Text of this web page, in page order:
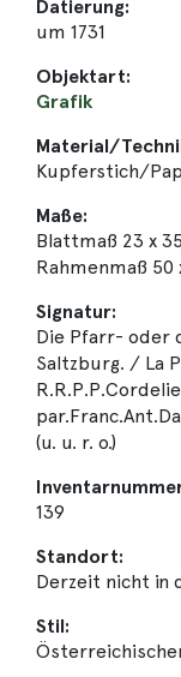
Datierung:
um 1731
Objektart:
Grafik
Material/
Kupferstich/
Maße:
Blattmaß 23 x
Rahmenmaß 50
Signatur:
Die Pfarr- oder
Saltzburg. / La
(u. u. r. o.)
139
Standort:
Derzeit nicht in
Stil: